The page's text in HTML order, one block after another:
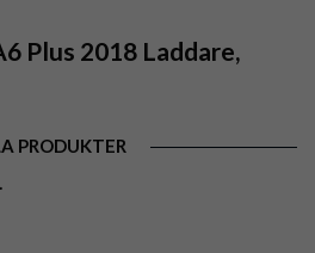
Plus 2018 Laddare,
PRODUKTER